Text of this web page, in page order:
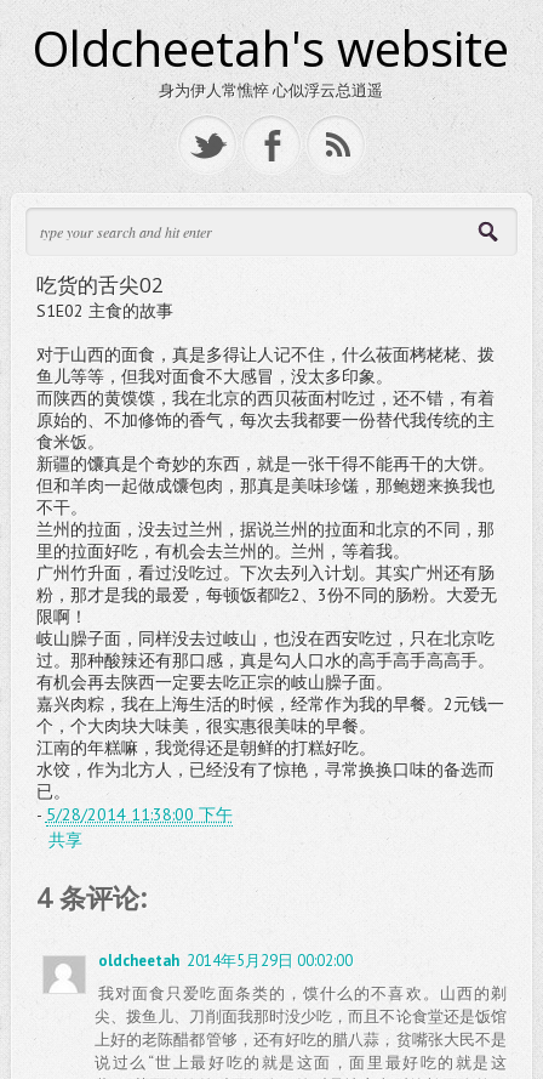
Oldcheetah's website
身为伊人常憔悴 心似浮云总逍遥
吃货的舌尖02
S1E02 主食的故事
对于山西的面食，真是多得让人记不住，什么莜面栲栳栳、拨
鱼儿等等，但我对面食不大感冒，没太多印象。
而陕西的黄馍馍，我在北京的西贝莜面村吃过，还不错，有着
原始的、不加修饰的香气，每次去我都要一份替代我传统的主
食米饭。
新疆的馕真是个奇妙的东西，就是一张干得不能再干的大饼。
但和羊肉一起做成馕包肉，那真是美味珍馐，那鲍翅来换我也
不干。
兰州的拉面，没去过兰州，据说兰州的拉面和北京的不同，那
里的拉面好吃，有机会去兰州的。兰州，等着我。
广州竹升面，看过没吃过。下次去列入计划。其实广州还有肠
粉，那才是我的最爱，每顿饭都吃2、3份不同的肠粉。大爱无
限啊！
岐山臊子面，同样没去过岐山，也没在西安吃过，只在北京吃
过。那种酸辣还有那口感，真是勾人口水的高手高手高高手。
有机会再去陕西一定要去吃正宗的岐山臊子面。
嘉兴肉粽，我在上海生活的时候，经常作为我的早餐。2元钱一
个，个大肉块大味美，很实惠很美味的早餐。
江南的年糕嘛，我觉得还是朝鲜的打糕好吃。
水饺，作为北方人，已经没有了惊艳，寻常换换口味的备选而
已。
- 5/28/2014 11:38:00 下午
共享
4 条评论:
oldcheetah 2014年5月29日 00:02:00
我对面食只爱吃面条类的，馍什么的不喜欢。山西的剃
尖、拨鱼儿、刀削面我那时没少吃，而且不论食堂还是饭馆
上好的老陈醋都管够，还有好吃的腊八蒜，贫嘴张大民不是
说过么“世上最好吃的就是这面，面里最好吃的就是这